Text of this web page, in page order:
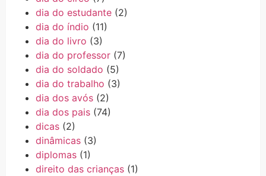
dia do estudante (2)
dia do índio (11)
dia do livro (3)
dia do professor (7)
dia do soldado (5)
dia do trabalho (3)
dia dos avós (2)
dia dos pais (74)
dicas (2)
dinâmicas (3)
diplomas (1)
direito das crianças (1)